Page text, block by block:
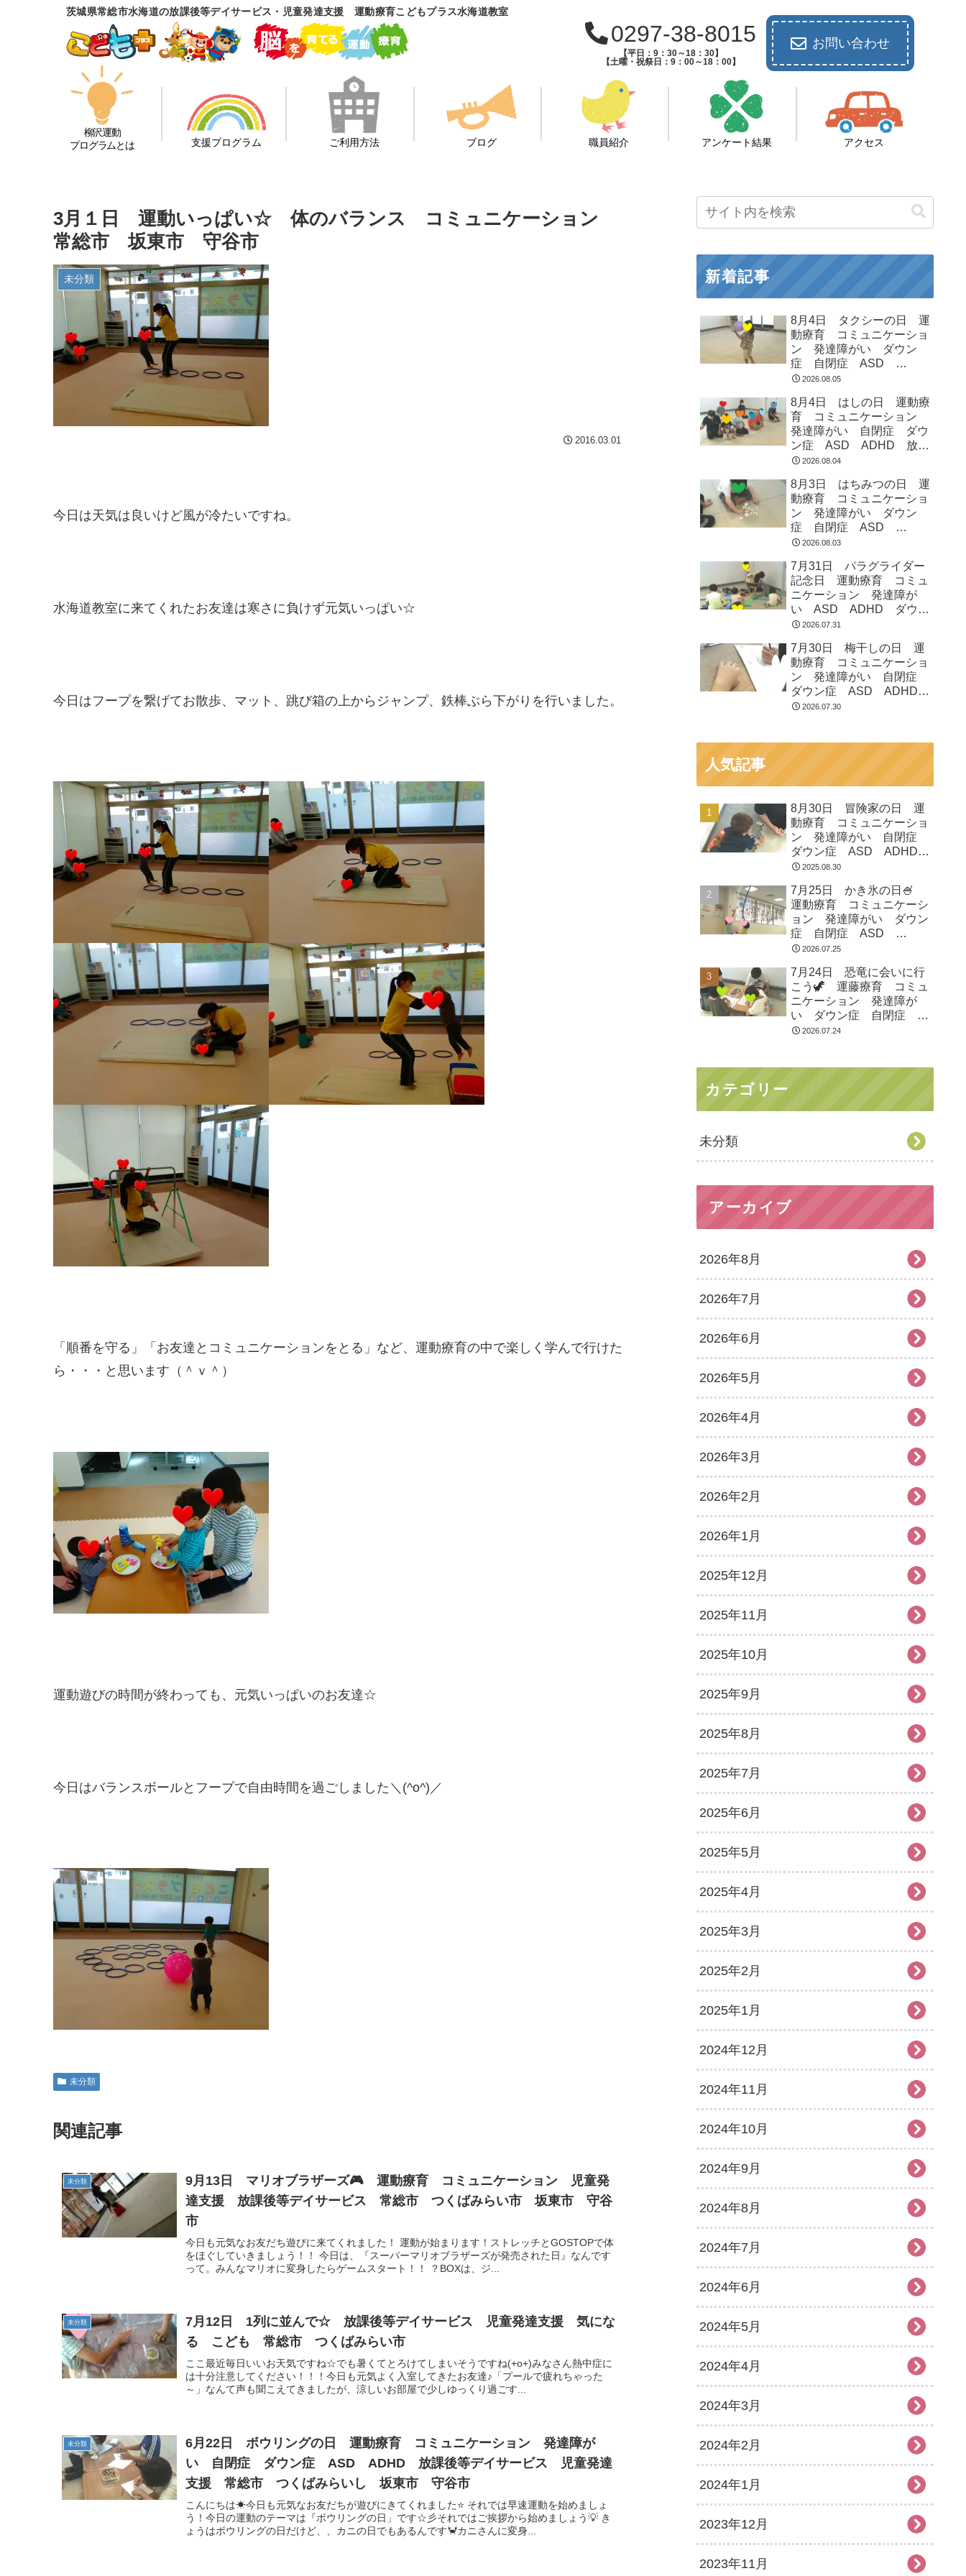
茨城県常総市水海道の放課後等デイサービス・児童発達支援 運動療育こどもプラス水海道教室
0297-38-8015
【平日：9：30～18：30】
【土曜・祝祭日：9：00～18：00】
お問い合わせ
柳沢運動
プログラムとは
支援プログラム ご利用方法 ブログ 職員紹介 アンケート結果 アクセス
3月１日 運動いっぱい☆ 体のバランス コミュニケーション
常総市 坂東市 守谷市
未分類
2016.03.01
今日は天気は良いけど風が冷たいですね。
水海道教室に来てくれたお友達は寒さに負けず元気いっぱい☆
今日はフープを繋げてお散歩、マット、跳び箱の上からジャンプ、鉄棒ぶら下がりを行いました。
「順番を守る」「お友達とコミュニケーションをとる」など、運動療育の中で楽しく学んで行けた
ら・・・と思います（＾ｖ＾）
運動遊びの時間が終わっても、元気いっぱいのお友達☆
今日はバランスボールとフープで自由時間を過ごしました＼(^o^)／
未分類
関連記事
未分類
9月13日 マリオブラザーズ🎮 運動療育 コミュニケーション 児童発
達支援 放課後等デイサービス 常総市 つくばみらい市 坂東市 守谷
市
今日も元気なお友だち遊びに来てくれました！ 運動が始まります！ストレッチとGOSTOPで体
をほぐしていきましょう！！ 今日は、『スーパーマリオブラザーズが発売された日』なんです
って。みんなマリオに変身したらゲームスタート！！ ？BOXは、ジ...
未分類
7月12日 1列に並んで☆ 放課後等デイサービス 児童発達支援 気にな
る こども 常総市 つくばみらい市
ここ最近毎日いいお天気ですね☆でも暑くてとろけてしまいそうですね(+o+)みなさん熱中症に
は十分注意してください！！！今日も元気よく入室してきたお友達♪「プールで疲れちゃった
～」なんて声も聞こえてきましたが、涼しいお部屋で少しゆっくり過ごす...
未分類
6月22日 ボウリングの日 運動療育 コミュニケーション 発達障が
い 自閉症 ダウン症 ASD ADHD 放課後等デイサービス 児童発達
支援 常総市 つくばみらいし 坂東市 守谷市
こんにちは☀今日も元気なお友だちが遊びにきてくれました⭐ それでは早速運動を始めましょ
う！今日の運動のテーマは『ボウリングの日」です☆彡それではご挨拶から始めましょう💡 き
ょうはボウリングの日だけど、、カニの日でもあるんです🦀カニさんに変身...
新着記事
8月4日 タクシーの日 運
動療育 コミュニケーショ
ン 発達障がい ダウン
症 自閉症 ASD
ADHD 児童発達支援 放
市 つくばみらい市 坂東
市 守谷市
2026.08.05
8月4日 はしの日 運動療
育 コミュニケーション
発達障がい 自閉症 ダウ
ン症 ASD ADHD 放課
後等デイサービス 児童発
らい市 坂東市 守谷市
2026.08.04
8月3日 はちみつの日 運
動療育 コミュニケーショ
ン 発達障がい ダウン
症 自閉症 ASD
ADHD 児童発達支援 放
市 つくばみらい市 坂東
市 守谷市
2026.08.03
7月31日 パラグライダー
記念日 運動療育 コミュ
ニケーション 発達障が
い ASD ADHD ダウン
症 児童発達支援 放課後
つくばみらい市 坂東市
守谷市
2026.07.31
7月30日 梅干しの日 運
動療育 コミュニケーショ
ン 発達障がい 自閉症
ダウン症 ASD ADHD
放課後等デイサービス 児
2026.07.30
人気記事
8月30日 冒険家の日 運
動療育 コミュニケーショ
ン 発達障がい 自閉症
ダウン症 ASD ADHD
放課後等デイサービス 児
ばみらい市 坂東市 守谷
市
2025.08.30
7月25日 かき氷の日🍧
運動療育 コミュニケーシ
ョン 発達障がい ダウン
症 自閉症 ASD
ADHD 児童発達支援 放
市 つくばみらい市 坂東
市 守谷市
2026.07.25
7月24日 恐竜に会いに行
こう🦖 運藤療育 コミュ
ニケーション 発達障が
い ダウン症 自閉症
ASD ADHD 児童発達支
2026.07.24
カテゴリー
未分類
アーカイブ
2026年8月
2026年7月
2026年6月
2026年5月
2026年4月
2026年3月
2026年2月
2026年1月
2025年12月
2025年11月
2025年10月
2025年9月
2025年8月
2025年7月
2025年6月
2025年5月
2025年4月
2025年3月
2025年2月
2025年1月
2024年12月
2024年11月
2024年10月
2024年9月
2024年8月
2024年7月
2024年6月
2024年5月
2024年4月
2024年3月
2024年2月
2024年1月
2023年12月
2023年11月